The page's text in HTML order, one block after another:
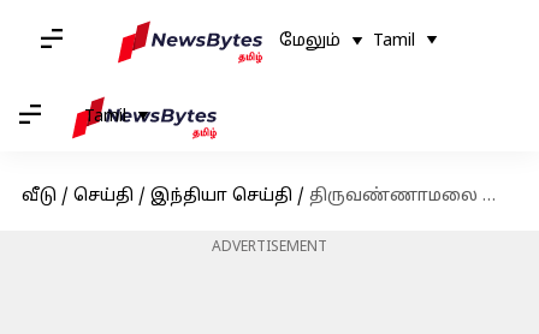
மேலும் Tamil
Tamil
வீடு / செய்தி / இந்தியா செய்தி / திருவண்ணாமலை கார்த்திகை தீபத் திருவிழாவிற்கு 4,764 சிறப்புப் பேருந்துகள் அறிவிப்பு
ADVERTISEMENT